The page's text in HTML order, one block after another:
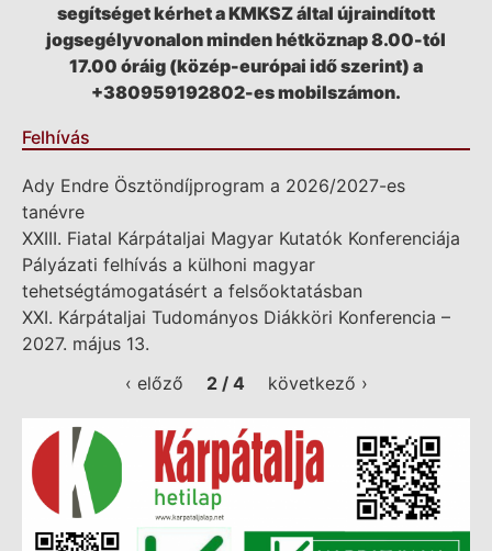
segítséget kérhet a KMKSZ által újraindított
jogsegélyvonalon minden hétköznap 8.00-tól
17.00 óráig (közép-európai idő szerint) a
+380959192802-es mobilszámon.
Felhívás
Ady Endre Ösztöndíjprogram a 2026/2027-es
tanévre
XXIII. Fiatal Kárpátaljai Magyar Kutatók Konferenciája
Pályázati felhívás a külhoni magyar
tehetségtámogatásért a felsőoktatásban
XXI. Kárpátaljai Tudományos Diákköri Konferencia –
2027. május 13.
‹ előző
2 / 4 következő ›